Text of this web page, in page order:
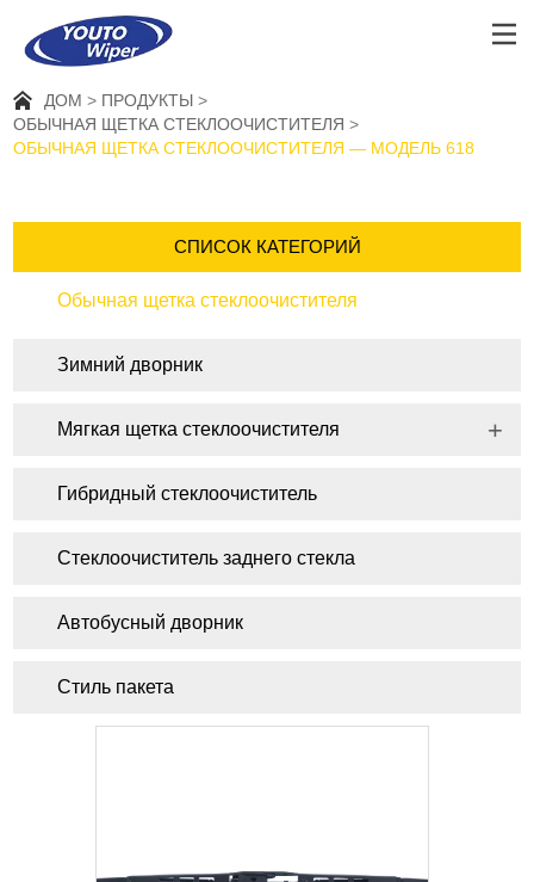
ДОМ
ПРОДУКТЫ
ОБЫЧНАЯ ЩЕТКА СТЕКЛООЧИСТИТЕЛЯ
ОБЫЧНАЯ ЩЕТКА СТЕКЛООЧИСТИТЕЛЯ — МОДЕЛЬ 618
СПИСОК КАТЕГОРИЙ
Обычная щетка стеклоочистителя
Зимний дворник
Мягкая щетка стеклоочистителя
Гибридный стеклоочиститель
Стеклоочиститель заднего стекла
Автобусный дворник
Стиль пакета